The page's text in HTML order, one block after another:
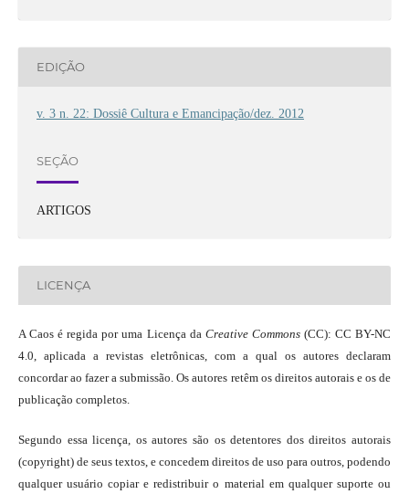
EDIÇÃO
v. 3 n. 22: Dossiê Cultura e Emancipação/dez. 2012
SEÇÃO
ARTIGOS
LICENÇA
A Caos é regida por uma Licença da Creative Commons(CC): CC BY-NC
4.0, aplicada a revistas eletrônicas, com a qual os autores declaram
concordar ao fazer a submissão. Os autores retêm os direitos autorais e os de
publicação completos.
Segundo essa licença, os autores são os detentores dos direitos autorais
(copyright) de seus textos, e concedem direitos de uso para outros, podendo
qualquer usuário copiar e redistribuir o material em qualquer suporte ou